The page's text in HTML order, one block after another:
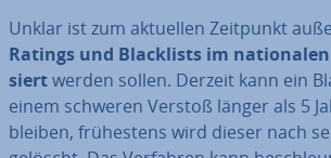
Unklar ist zum aktuellen Zeitpunkt
Ratings und Black­lists im
siertwerden sollen. Derzeit kann ein
einem schweren Verstoß länger als 5
bleiben, frü­hes­tens wird dieser nach